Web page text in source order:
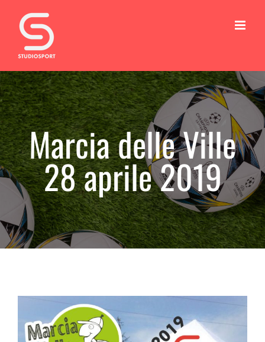
contenuto
Marcia delle Ville
28 aprile 2019
Ingrandisci
immagine